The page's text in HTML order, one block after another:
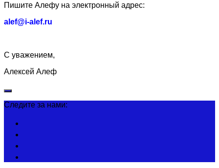
Пишите Алефу на электронный адрес:
alef@i-alef.ru
С уважением,
Алексей Алеф
Следите за нами: